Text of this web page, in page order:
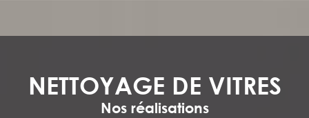
NETTOYAGE DE VITRES
Nos réalisations